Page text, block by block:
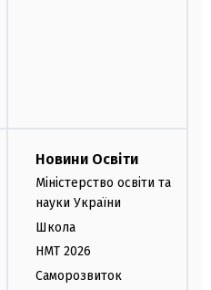
Новини Освіти
Міністерство освіти та
науки України
Школа
НМТ 2026
Саморозвиток